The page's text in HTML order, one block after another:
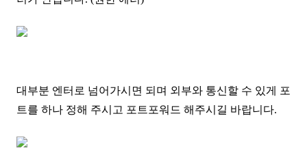
대부분 엔터로 넘어가시면 되며 외부와 통신할 수 있게 포
트를 하나 정해 주시고 포트포워드 해주시길 바랍니다.